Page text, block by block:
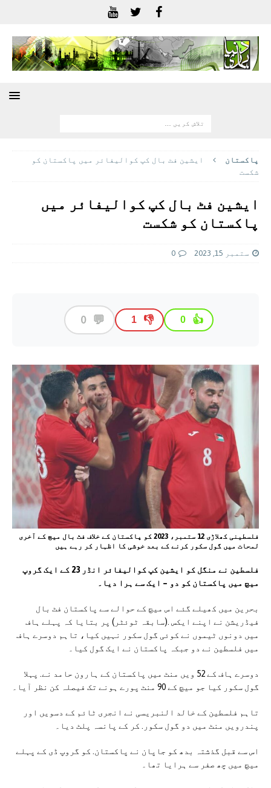
پاکستان
ایشین فٹ بال کپ کوالیفائر میں پاکستان کو
شکست
ایشین فٹ بال کپ کوالیفائر میں
پاکستان کو شکست
ستمبر 15, 2023 0
👍
0
👎
1
💬
0
فلسطینی کھلاڑی 12 ستمبر، 2023 کو پاکستان کے خلاف فٹ بال میچ کے آخری
لمحات میں گول سکور کرنے کے بعد خوشی کا اظہار کر رہے ہیں
فلسطین نے منگل کو ایشین کپ کوالیفائر انڈر 23 کے ایک گروپ
میچ میں پاکستان کو دو – ایک سے ہرا دیا۔
بحرین میں کھیلے گئے اس میچ کے حوالے سے پاکستان فٹ بال
فیڈریشن نے اپنے ایکس .(سابقہ ٹوئٹر) پر بتایا کہ پہلے ہاف
میں دونوں ٹیموں نے کوئی گول سکور نہیں کیا، تاہم دوسرے ہاف
میں فلسطین نے دو جبکہ پاکستان نے ایک گول کیا۔
دوسرے ہاف کے 52 ویں منٹ میں پاکستان کے ہارون حامد نے. پہلا
گول سکور کیا جو میچ کے 90 منٹ پورے ہونے تک فیصلہ کن نظر آیا۔
تاہم فلسطین کے خالد النبریسی نے انجری ٹائم کے دسویں اور
پندرویں منٹ میں دو گول سکور. کر کے پانسہ پلٹ دیا۔
اس سے قبل گذشتہ بدھ کو جاپان نے پاکستان. کو گروپ ڈی کے پہلے
میچ میں چھ صفر سے ہرایا تھا۔